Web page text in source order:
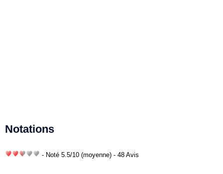
Notations
- Noté 5.5/10 (moyenne) - 48 Avis